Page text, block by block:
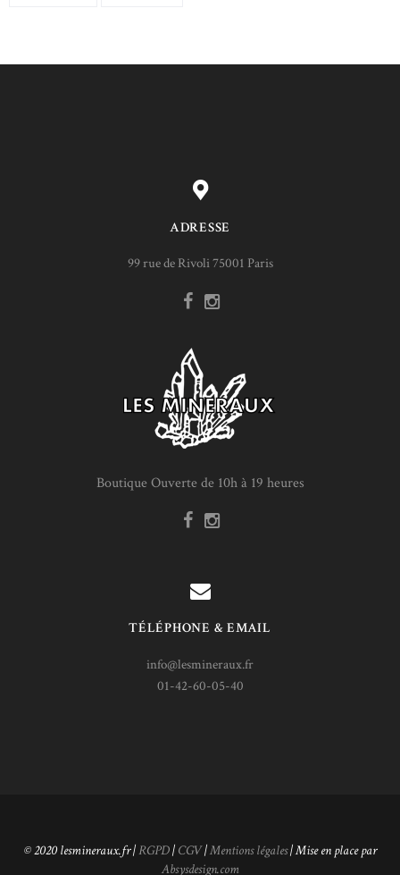
ADRESSE
99 rue de Rivoli 75001 Paris
Boutique Ouverte de 10h à 19 heures
TÉLÉPHONE & EMAIL
info@lesmineraux.fr
01-42-60-05-40
© 2020 lesmineraux.fr |RGPD| CGV|Mentions légales| Mise en place par
Absysdesign.com